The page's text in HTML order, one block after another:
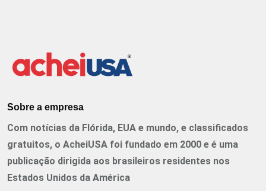
Sobre a empresa
Com notícias da Flórida, EUA e mundo, e classificados
gratuitos, o AcheiUSA foi fundado em 2000 e é uma
publicação dirigida aos brasileiros residentes nos
Estados Unidos da América